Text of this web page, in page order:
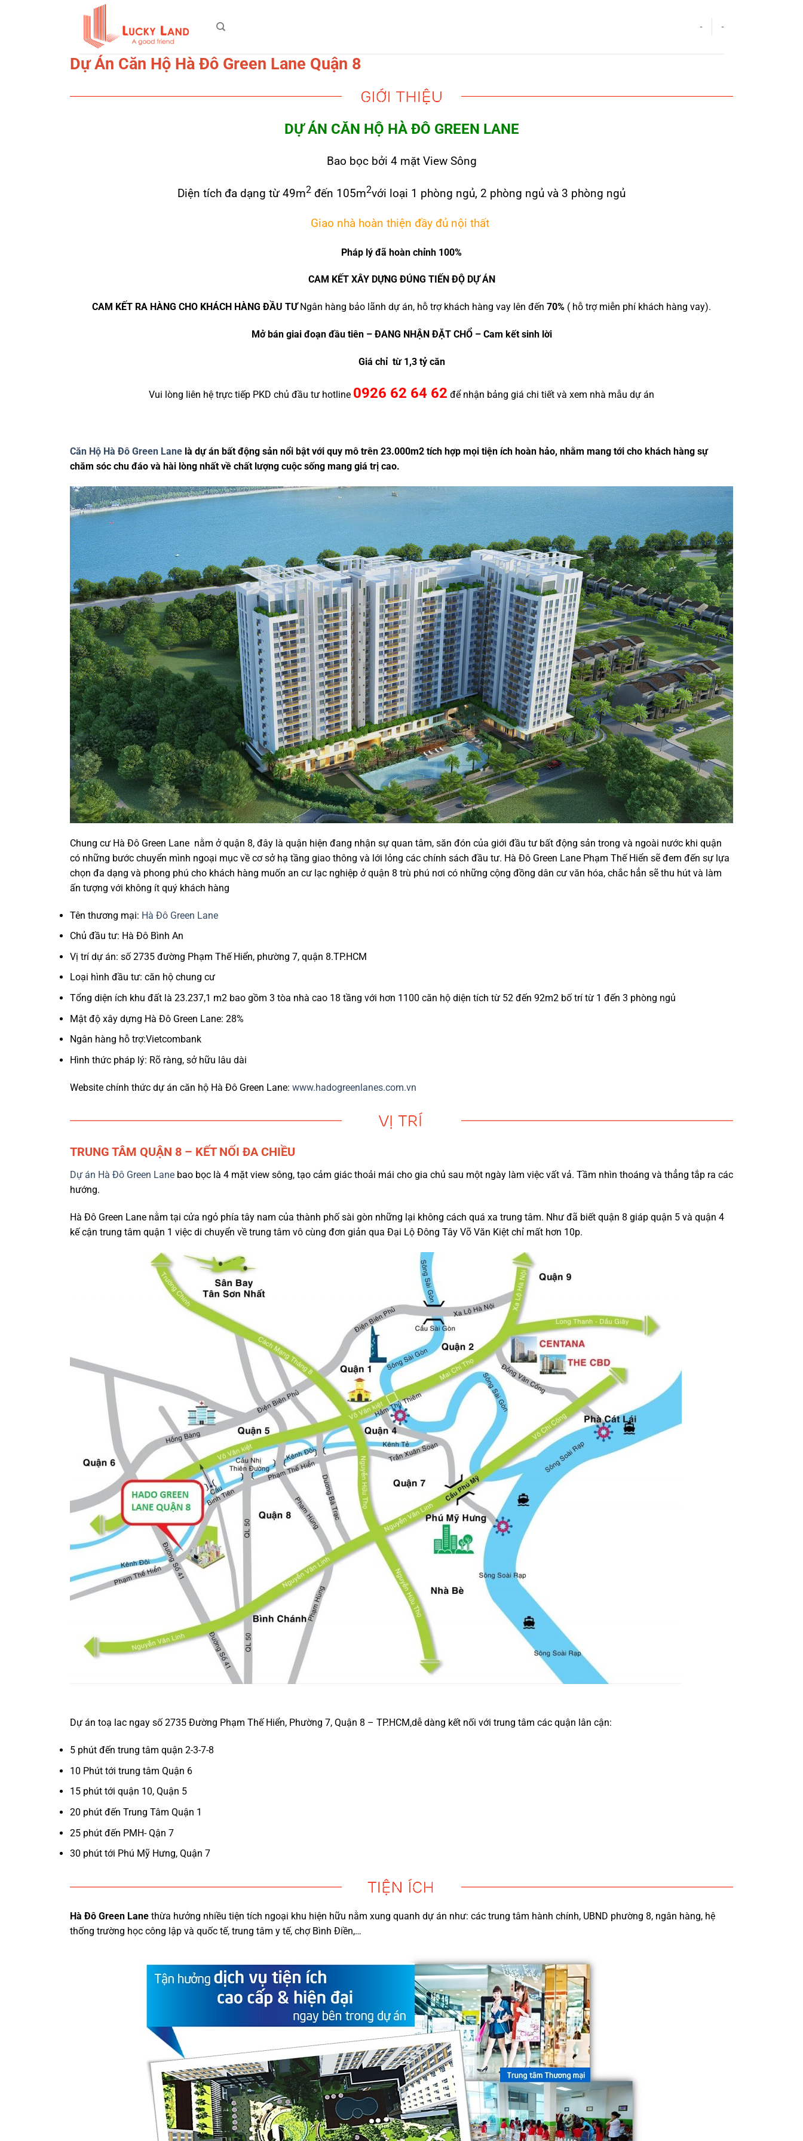
- -
Dự Án Căn Hộ Hà Đô Green Lane Quận 8
DỰ ÁN CĂN HỘ HÀ ĐÔ GREEN LANE
Bao bọc bởi 4 mặt View Sông
Diện tích đa dạng từ 49m2 đến 105m2với loại 1 phòng ngủ, 2 phòng ngủ và 3 phòng ngủ
Giao nhà hoàn thiện đầy đủ nội thất
Pháp lý đã hoàn chỉnh 100%
CAM KẾT XÂY DỰNG ĐÚNG TIẾN ĐỘ DỰ ÁN
CAM KẾT RA HÀNG CHO KHÁCH HÀNG ĐẦU TƯNgân hàng bảo lãnh dự án, hỗ trợ khách hàng vay lên đến 70% ( hỗ trợ miễn phí khách hàng vay).
Mở bán giai đoạn đầu tiên – ĐANG NHẬN ĐẶT CHỔ – Cam kết sinh lời
Giá chỉ từ 1,3 tỷ căn
Vui lòng liên hệ trực tiếp PKD chủ đầu tư hotline 0926 62 64 62 để nhận bảng giá chi tiết và xem nhà mẫu dự án
Căn Hộ Hà Đô Green Lane là dự án bất động sản nổi bật với quy mô trên 23.000m2 tích hợp mọi tiện ích hoàn hảo, nhằm mang tới cho khách hàng sự
chăm sóc chu đáo và hài lòng nhất về chất lượng cuộc sống mang giá trị cao.
Chung cư Hà Đô Green Lane nằm ở quận 8, đây là quận hiện đang nhận sự quan tâm, săn đón của giới đầu tư bất động sản trong và ngoài nước khi quận
có những bước chuyển mình ngoại mục về cơ sở hạ tầng giao thông và lới lỏng các chính sách đầu tư. Hà Đô Green Lane Phạm Thế Hiển sẽ đem đến sự lựa
chọn đa dạng và phong phú cho khách hàng muốn an cư lạc nghiệp ở quận 8 trù phú nơi có những cộng đồng dân cư văn hóa, chắc hẳn sẽ thu hút và làm
ấn tượng với không ít quý khách hàng
Tên thương mại: Hà Đô Green Lane
Chủ đầu tư: Hà Đô Bình An
Vị trí dự án: số 2735 đường Phạm Thế Hiển, phường 7, quận 8.TP.HCM
Loại hình đầu tư: căn hộ chung cư
Tổng diện ích khu đất là 23.237,1 m2 bao gồm 3 tòa nhà cao 18 tầng với hơn 1100 căn hộ diện tích từ 52 đến 92m2 bố trí từ 1 đến 3 phòng ngủ
Mật độ xây dựng Hà Đô Green Lane: 28%
Ngân hàng hỗ trợ:Vietcombank
Hình thức pháp lý: Rõ ràng, sở hữu lâu dài
Website chính thức dự án căn hộ Hà Đô Green Lane: www.hadogreenlanes.com.vn
TRUNG TÂM QUẬN 8 – KẾT NỐI ĐA CHIỀU
Dự án Hà Đô Green Lane bao bọc là 4 mặt view sông, tạo cảm giác thoải mái cho gia chủ sau một ngày làm việc vất vả. Tầm nhìn thoáng và thẳng tắp ra các
hướng.
Hà Đô Green Lane nằm tại cửa ngỏ phía tây nam của thành phố sài gòn những lại không cách quá xa trung tâm. Như đã biết quận 8 giáp quận 5 và quận 4
kế cận trung tâm quận 1 việc di chuyển về trung tâm vô cùng đơn giản qua Đại Lộ Đông Tây Võ Văn Kiệt chỉ mất hơn 10p.
Dự án toạ lac ngay số 2735 Đường Phạm Thế Hiển, Phường 7, Quận 8 – TP.HCM,dễ dàng kết nối với trung tâm các quận lân cận:
5 phút đến trung tâm quận 2-3-7-8
10 Phút tới trung tâm Quận 6
15 phút tới quận 10, Quận 5
20 phút đến Trung Tâm Quận 1
25 phút đến PMH- Qận 7
30 phút tới Phú Mỹ Hưng, Quận 7
Hà Đô Green Lane thừa hưởng nhiều tiện tích ngoại khu hiện hữu nằm xung quanh dự án như: các trung tâm hành chính, UBND phường 8, ngân hàng, hệ
thống trường học công lập và quốc tế, trung tâm y tế, chợ Bình Điền,…